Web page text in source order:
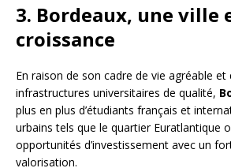
3. Bordeaux, une ville
croissance
En raison de son cadre de vie agréable et
infrastructures universitaires de qualité,
plus en plus d’étudiants français et
urbains tels que le quartier Euratlantique
opportunités d’investissement avec un
valorisation.